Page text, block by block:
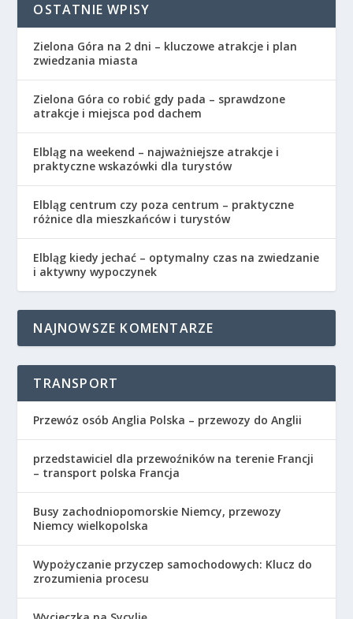
OSTATNIE WPISY
Zielona Góra na 2 dni – kluczowe atrakcje i plan
zwiedzania miasta
Zielona Góra co robić gdy pada – sprawdzone
atrakcje i miejsca pod dachem
Elbląg na weekend – najważniejsze atrakcje i
praktyczne wskazówki dla turystów
Elbląg centrum czy poza centrum – praktyczne
różnice dla mieszkańców i turystów
Elbląg kiedy jechać – optymalny czas na zwiedzanie
i aktywny wypoczynek
NAJNOWSZE KOMENTARZE
TRANSPORT
Przewóz osób Anglia Polska – przewozy do Anglii
przedstawiciel dla przewoźników na terenie Francji
– transport polska Francja
Busy zachodniopomorskie Niemcy, przewozy
Niemcy wielkopolska
Wypożyczanie przyczep samochodowych: Klucz do
zrozumienia procesu